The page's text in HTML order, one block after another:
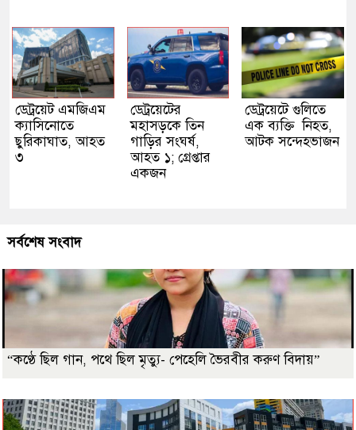
ডেট্রয়েট এমজিএম
ক্যাসিনোতে
ছুরিকাঘাত, আহত
৩
ডেট্রয়েটের
মহাসড়কে তিন
গাড়ির সংঘর্ষ,
আহত ১; গ্রেপ্তার
একজন
ডেট্রয়েটে গুলিতে
এক ব্যক্তি নিহত,
আটক সন্দেহভাজন
সর্বশেষ সংবাদ
“কণ্ঠে ছিল গান, পথে ছিল মৃত্যু- পেহেলি ভৈরবীর করুণ বিদায়”